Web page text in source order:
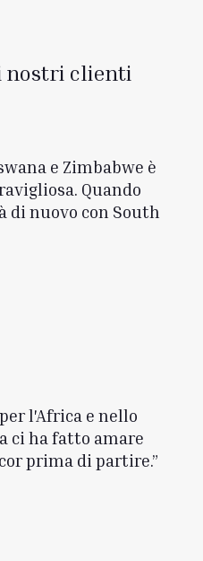
nostri clienti
e Zimbabwe è
Quando
di nuovo con South
l'Africa e nello
ci ha fatto amare
prima di partire.